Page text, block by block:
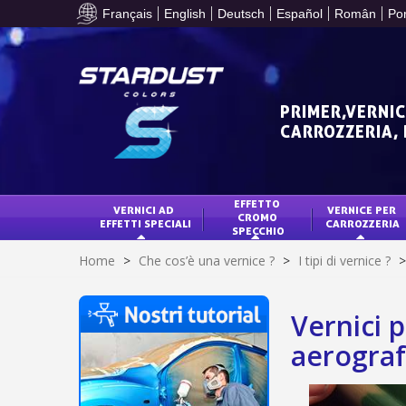
Français English Deutsch Español Român
VERNICI AD
EFFETTI SPECIALI
EFFETTO
CROMO
SPECCHIO
VERNICE PER
CARROZZERIA
Home > Che cos’è una vernice ? > I tipi di vernice ? >
Vernici